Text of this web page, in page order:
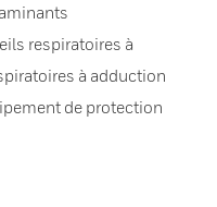
respiratoires à
à adduction
de protection